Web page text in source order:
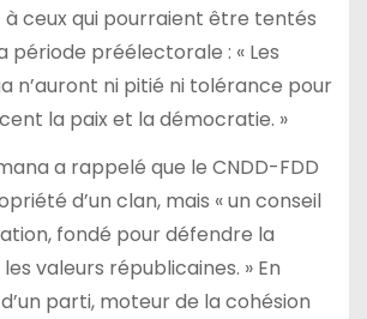
ceux qui pourraient être tentés
préélectorale : « Les
n’auront ni pitié ni tolérance pour
la paix et la démocratie. »
a rappelé que le CNDD-FDD
d’un clan, mais « un conseil
fondé pour défendre la
valeurs républicaines. » En
parti, moteur de la cohésion